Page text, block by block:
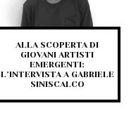
ALLA SCOPERTA DI
GIOVANI ARTISTI
EMERGENTI:
L’INTERVISTA A GABRIELE
SINISCALCO